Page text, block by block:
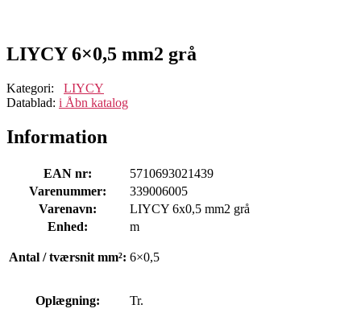
LIYCY 6×0,5 mm2 grå
Kategori: LIYCY
Datablad: i Åbn katalog
Information
EAN nr:
5710693021439
Varenummer:
339006005
Varenavn:
LIYCY 6x0,5 mm2 grå
Enhed:
m
Antal / tværsnit mm²: 6×0,5
Oplægning: Tr.